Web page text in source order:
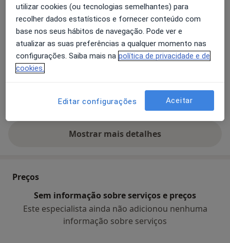
Principais doenças tratadas
Perda Auditiva
Perfuração da membrana timpânica
Labirintite
Mastoidite
Doenças Da Laringe +25
Pacientes que trato
Mostrar mais detalhes
sobre a experiência
Preços
Sem informação sobre serviços e preços
Este especialista ainda não adicionou nenhuma
informação sobre serviços
utilizar cookies (ou tecnologias semelhantes) para
recolher dados estatísticos e fornecer conteúdo com
base nos seus hábitos de navegação. Pode ver e
atualizar as suas preferências a qualquer momento nas
configurações. Saiba mais na política de privacidade e de
cookies.
Editar configurações Aceitar